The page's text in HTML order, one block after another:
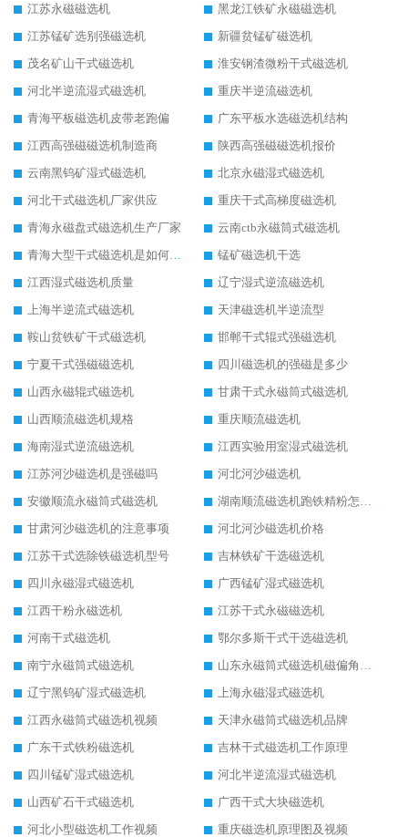
江苏永磁磁选机
黑龙江铁矿永磁磁选机
江苏锰矿选别强磁选机
新疆贫锰矿磁选机
茂名矿山干式磁选机
淮安钢渣微粉干式磁选机
河北半逆流湿式磁选机
重庆半逆流磁选机
青海平板磁选机皮带老跑偏
广东平板水选磁选机结构
江西高强磁磁选机制造商
陕西高强磁磁选机报价
云南黑钨矿湿式磁选机
北京永磁湿式磁选机
河北干式磁选机厂家供应
重庆干式高梯度磁选机
青海永磁盘式磁选机生产厂家
云南ctb永磁筒式磁选机
锰矿磁选机干选
江西湿式磁选机质量
辽宁湿式逆流磁选机
上海半逆流式磁选机
天津磁选机半逆流型
鞍山贫铁矿干式磁选机
邯郸干式辊式强磁选机
宁夏干式强磁磁选机
四川磁选机的强磁是多少
山西永磁辊式磁选机
甘肃干式永磁筒式磁选机
山西顺流磁选机规格
重庆顺流磁选机
海南湿式逆流磁选机
江西实验用室湿式磁选机
江苏河沙磁选机是强磁吗
河北河沙磁选机
安徽顺流永磁筒式磁选机
甘肃河沙磁选机的注意事项
河北河沙磁选机价格
江苏干式选除铁磁选机型号
吉林铁矿干选磁选机
四川永磁湿式磁选机
广西锰矿湿式磁选机
江西干粉永磁选机
江苏干式永磁磁选机
河南干式磁选机
鄂尔多斯干式干选磁选机
南宁永磁筒式磁选机
辽宁黑钨矿湿式磁选机
上海永磁湿式磁选机
江西永磁筒式磁选机视频
天津永磁筒式磁选机品牌
广东干式铁粉磁选机
吉林干式磁选机工作原理
四川锰矿湿式磁选机
河北半逆流湿式磁选机
山西矿石干式磁选机
广西干式大块磁选机
河北小型磁选机工作视频
重庆磁选机原理图及视频